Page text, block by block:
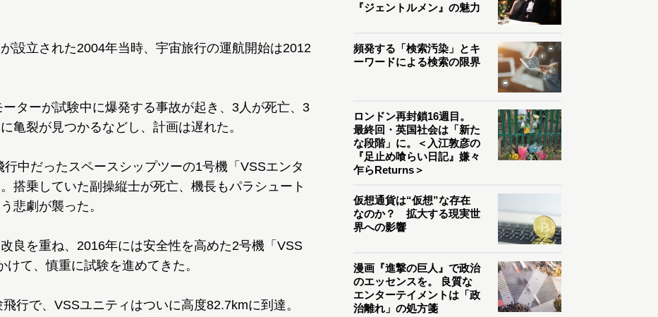
設立された2004年当時、宇宙旅行の運航開始は2012
ターが試験中に爆発する事故が起き、3人が死亡、3
亀裂が見つかるなどし、計画は遅れた。
中だったスペースシップツーの1号機「VSSエンタ
搭乗していた副操縦士が死亡、機長もパラシュート
悲劇が襲った。
良を重ね、2016年には安全性を高めた2号機「VSS
て、慎重に試験を進めてきた。
行で、VSSユニティはついに高度82.7kmに到達。
『ジェントルメン』の魅力
頻発する「検索汚染」とキ
ーワードによる検索の限界
ロンドン再封鎖16週目。
最終回・英国社会は「新た
な段階」に。＜入江敦彦の
『足止め喰らい日記』嫌々
乍らReturns＞
仮想通貨は“仮想”な存在
なのか？ 拡大する現実世
界への影響
漫画『進撃の巨人』で政治
のエッセンスを。 良質な
エンターテイメントは「政
治離れ」の処方箋